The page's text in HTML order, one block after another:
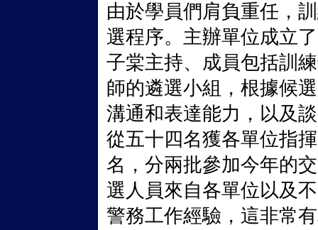
由於學員們肩負重任，
選程序。主辦單位成立
子棠主持、成員包括訓
師的遴選小組，根據候
溝通和表達能力，以及
從五十四名獲各單位指
名，分兩批參加今年的
選人員來自各單位以及
警務工作經驗，這非常